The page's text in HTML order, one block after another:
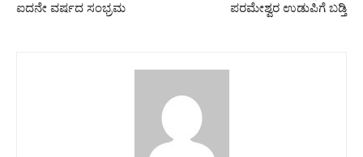
ಐದನೇ ವರ್ಷದ ಸಂಭ್ರಮ
ಪರಮೇಶ್ವರ ಉಡುಪಿಗೆ ಬಡ್ತಿ